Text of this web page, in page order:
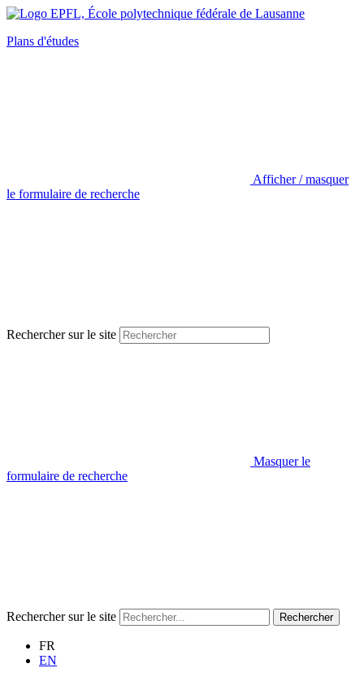
Plans d'études
Afficher / masquer
le formulaire de recherche
Rechercher sur le site
Masquer le
formulaire de recherche
Rechercher sur le site Rechercher
FR
EN